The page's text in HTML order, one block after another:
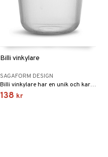
Billi vinkylare
SAGAFORM DESIGN
Billi vinkylare har en unik och karakteristisk design som tydligt representerar Sagaform. En vinkylare räddar alla varma sommardagar och håller valfri dryck kyld på ett praktiskt och snyggt sätt.
138 kr